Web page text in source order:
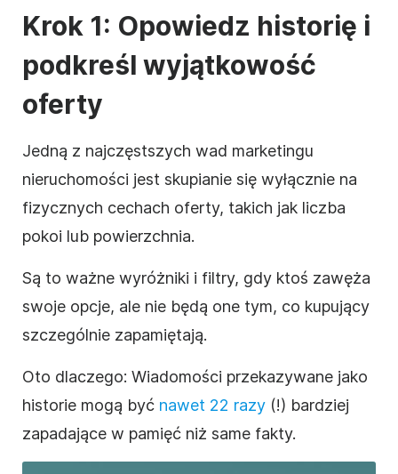
Krok 1: Opowiedz historię i
podkreśl wyjątkowość
oferty
Jedną z najczęstszych wad marketingu
nieruchomości jest skupianie się wyłącznie na
fizycznych cechach oferty, takich jak liczba
pokoi lub powierzchnia.
Są to ważne wyróżniki i filtry, gdy ktoś zawęża
swoje opcje, ale nie będą one tym, co kupujący
szczególnie zapamiętają.
Oto dlaczego: Wiadomości przekazywane jako
historie mogą być nawet 22 razy (!) bardziej
zapadające w pamięć niż same fakty.